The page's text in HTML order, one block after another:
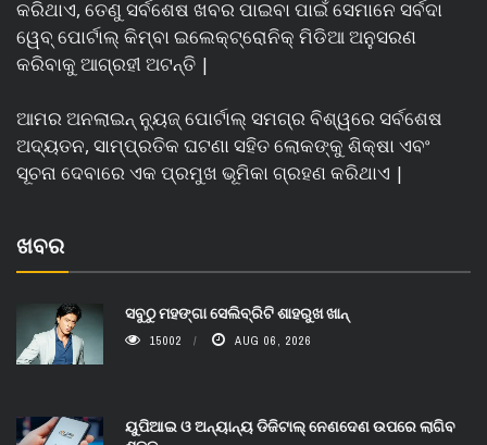
କରିଥାଏ, ତେଣୁ ସର୍ବଶେଷ ଖବର ପାଇବା ପାଇଁ ସେମାନେ ସର୍ବଦା
ୱେବ୍ ପୋର୍ଟାଲ୍ କିମ୍ବା ଇଲେକ୍ଟ୍ରୋନିକ୍ ମିଡିଆ ଅନୁସରଣ
କରିବାକୁ ଆଗ୍ରହୀ ଅଟନ୍ତି |
ଆମର ଅନଲାଇନ୍ ନ୍ୟୁଜ୍ ପୋର୍ଟାଲ୍ ସମଗ୍ର ବିଶ୍ୱରେ ସର୍ବଶେଷ
ଅଦ୍ୟତନ, ସାମ୍ପ୍ରତିକ ଘଟଣା ସହିତ ଲୋକଙ୍କୁ ଶିକ୍ଷା ଏବଂ
ସୂଚନା ଦେବାରେ ଏକ ପ୍ରମୁଖ ଭୂମିକା ଗ୍ରହଣ କରିଥାଏ |
ଖବର
ସବୁଠୁ ମହଙ୍ଗା ସେଲିବ୍ରିଟି ଶାହରୁଖ ଖାନ୍
15002 AUG 06, 2026
ୟୁପିଆଇ ଓ ଅନ୍ୟାନ୍ୟ ଡିଜିଟାଲ୍ ନେଣଦେଣ ଉପରେ ଲାଗିବ